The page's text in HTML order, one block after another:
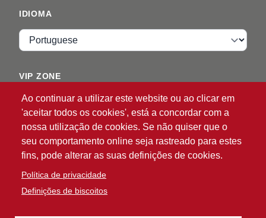
Ao continuar a utilizar este website ou ao clicar em
'aceitar todos os cookies', está a concordar com a
nossa utilização de cookies. Se não quiser que o
seu comportamento online seja rastreado para estes
fins, pode alterar as suas definições de cookies.
Política de privacidade
Definições de biscoitos
IDIOMA
Idioma
VIP ZONE
Entrar
© 2026 ATG®Intelligent Glove Solutions. Todos os